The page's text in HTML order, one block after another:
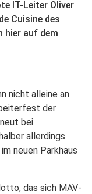
IT-Leiter Oliver
Cuisine des
hier auf dem
nicht alleine an
der
bei
allerdings
neuen Parkhaus
das sich MAV-